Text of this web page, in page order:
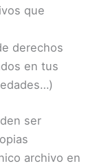
que
derechos
en tus
ser
archivo en